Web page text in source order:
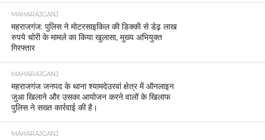
MAHARAJGANJ
महराजगंज: पुलिस ने मोटरसाइकिल की डिक्की से डेढ़ लाख
रुपये चोरी के मामले का किया खुलासा, मुख्य अभियुक्त
गिरफ्तार
MAHARAJGANJ
महराजगंज जनपद के थाना श्यामदेउरवां क्षेत्र में ऑनलाइन
जुआ खिलाने और उसका आयोजन करने वालों के खिलाफ
पुलिस ने सख्त कार्रवाई की है।
MAHARAJGANJ